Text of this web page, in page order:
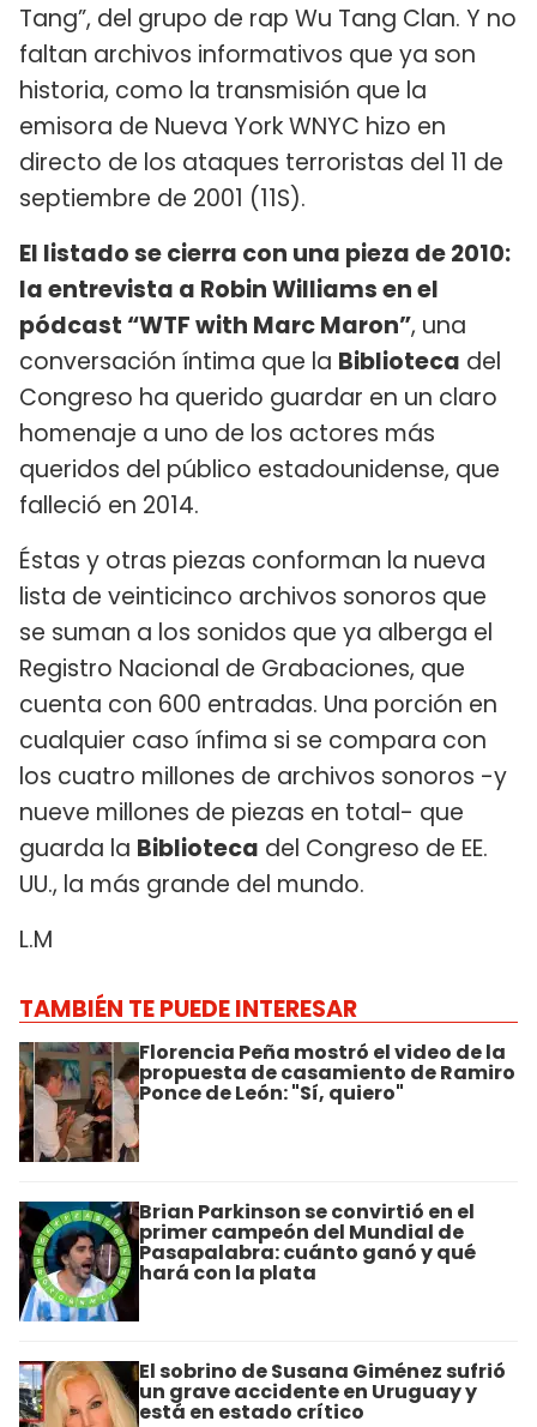
Tang”, del grupo de rap Wu Tang Clan. Y no
faltan archivos informativos que ya son
historia, como la transmisión que la
emisora de Nueva York WNYC hizo en
directo de los ataques terroristas del 11 de
septiembre de 2001 (11S).
El listado se cierra con una pieza de 2010:
la entrevista a Robin Williams en el
pódcast “WTF with Marc Maron”, una
conversación íntima que la Biblioteca del
Congreso ha querido guardar en un claro
homenaje a uno de los actores más
queridos del público estadounidense, que
falleció en 2014.
Éstas y otras piezas conforman la nueva
lista de veinticinco archivos sonoros que
se suman a los sonidos que ya alberga el
Registro Nacional de Grabaciones, que
cuenta con 600 entradas. Una porción en
cualquier caso ínfima si se compara con
los cuatro millones de archivos sonoros -y
nueve millones de piezas en total- que
guarda la Biblioteca del Congreso de EE.
UU., la más grande del mundo.
L.M
TAMBIÉN TE PUEDE INTERESAR
Florencia Peña mostró el video de la
propuesta de casamiento de Ramiro
Ponce de León: "Sí, quiero"
Brian Parkinson se convirtió en el
primer campeón del Mundial de
Pasapalabra: cuánto ganó y qué
hará con la plata
El sobrino de Susana Giménez sufrió
un grave accidente en Uruguay y
está en estado crítico